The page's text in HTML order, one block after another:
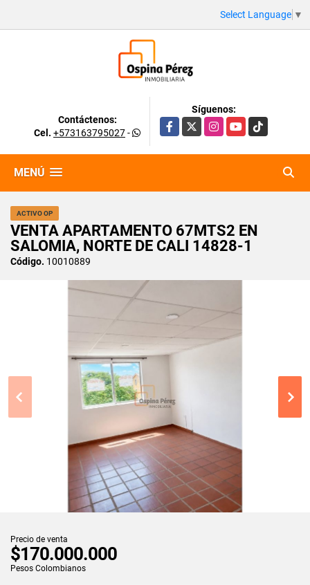
Select Language ▼
Contáctenos:
Cel. +573163795027-
Síguenos:
Facebook
X InstagramYouTubeTikTok
MENÚ
ACTIVO OP
VENTA APARTAMENTO 67MTS2 EN
SALOMIA, NORTE DE CALI 14828-1
Código. 10010889
Precio de venta
$170.000.000
Pesos Colombianos